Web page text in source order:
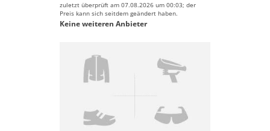
zuletzt überprüft am 07.08.2026 um 00:03; der
Preis kann sich seitdem geändert haben.
Keine weiteren Anbieter